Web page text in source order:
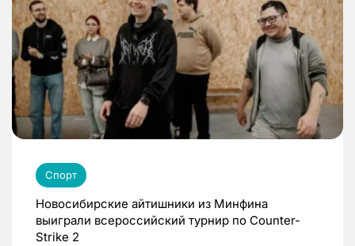
Спорт
Новосибирские айтишники из Минфина
выиграли всероссийский турнир по Counter-
Strike 2